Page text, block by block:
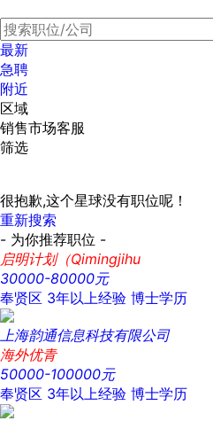
最新
急聘
附近
区域
销售市场客服
筛选
很抱歉,这个星球没有职位呢！
重新搜索
- 为你推荐职位 -
启明计划（Qimingjihu
30000-80000元
奉贤区 3年以上经验 博士学历
上海韵通信息科技有限公司
海外优青
50000-100000元
奉贤区 3年以上经验 博士学历